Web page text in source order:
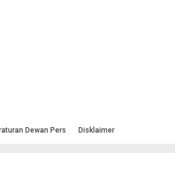
Dewan Pers Disklaimer